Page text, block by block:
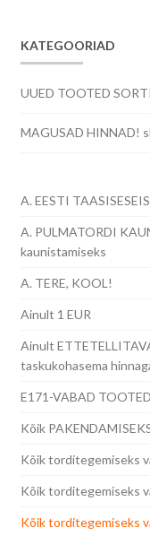
KATEGOORIAD
UUED TOOTED
MAGUSAD HINNAD!
A. EESTI
A. PULMATORDI
kaunistamiseks
A. TERE, KOOL!
Ainult 1 EUR
Ainult
taskukohasema
E171-VABAD TOOTED
Kõik
Kõik torditegemiseks
Kõik torditegemiseks
Kõik torditegemiseks